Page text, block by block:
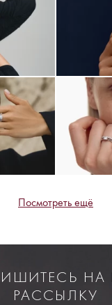
Посмотреть ещё
НА
РАССЫЛКУ